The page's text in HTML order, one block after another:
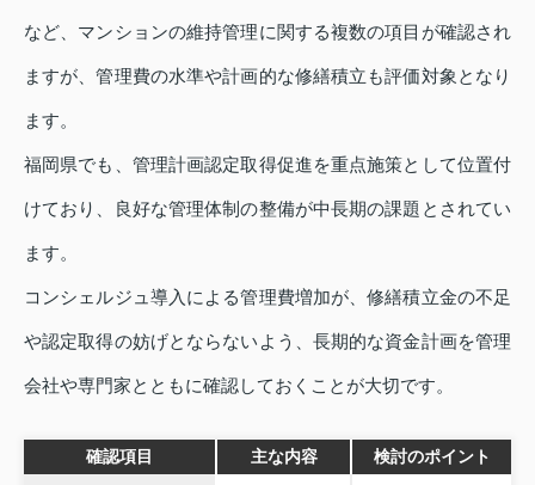
など、マンションの維持管理に関する複数の項目が確認され
ますが、管理費の水準や計画的な修繕積立も評価対象となり
ます。
福岡県でも、管理計画認定取得促進を重点施策として位置付
けており、良好な管理体制の整備が中長期の課題とされてい
ます。
コンシェルジュ導入による管理費増加が、修繕積立金の不足
や認定取得の妨げとならないよう、長期的な資金計画を管理
会社や専門家とともに確認しておくことが大切です。
確認項目 主な内容 検討のポイント